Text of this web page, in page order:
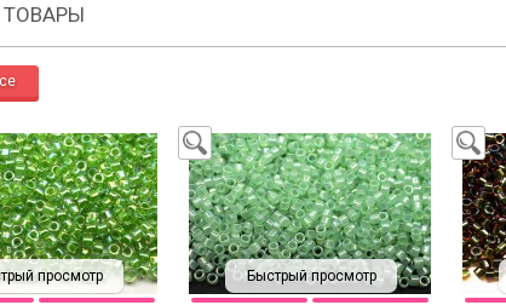
просмотр Быстрый просмотр